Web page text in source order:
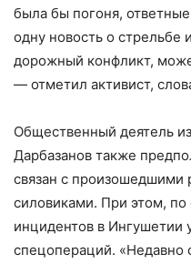
была бы погоня,
одну новость о стрельбе
дорожный конфликт,
— отметил активист,
Общественный деятель
Дарбазанов также
связан с произошедшими
силовиками. При этом,
инцидентов в Ингушетии
спецопераций. «Недавно